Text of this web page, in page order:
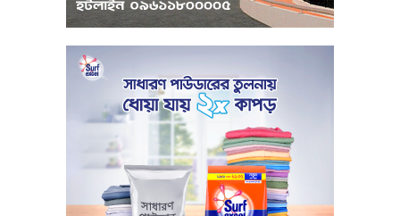
পুঁজিবাজারে অনিয়মের তথ্য প্রদানকারীর
সুরক্ষায় বিধিমালা প্রণয়ন
খামেনি হত্যার প্রতিশোধ নেওয়ার ঘোষণা
ইরানের রেভোল্যুশনারি গার্ডের
কার্বন কারখানার ধোঁয়ায় ক্ষতির মুখে কৃষি ও
পরিবেশ